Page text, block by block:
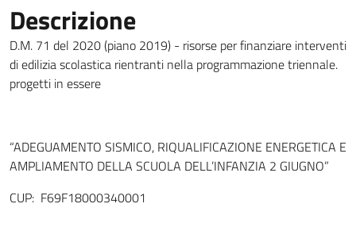
Descrizione
D.M. 71 del 2020 (piano 2019) - risorse per finanziare interventi
di edilizia scolastica rientranti nella programmazione triennale.
progetti in essere
“ADEGUAMENTO SISMICO, RIQUALIFICAZIONE ENERGETICA E
AMPLIAMENTO DELLA SCUOLA DELL’INFANZIA 2 GIUGNO”
CUP: F69F18000340001